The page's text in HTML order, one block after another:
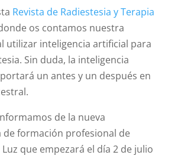
Revista de Radiestesia y Terapia
os contamos nuestra
utilizar inteligencia artificial para
Sin duda, la inteligencia
un antes y un después en
de la nueva
de formación profesional de
que empezará el día 2 de julio